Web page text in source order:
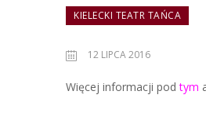
KIELECKI TEATR TAŃCA
12 LIPCA 2016
Więcej informacji podtym